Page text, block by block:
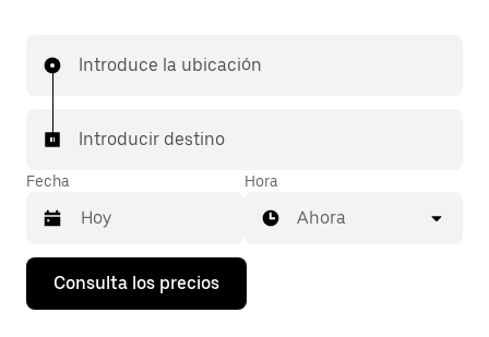
Introduce la ubicación
Introducir destino
Fecha
Pulsa
flecha
Hora
Ahora
Consulta los precios